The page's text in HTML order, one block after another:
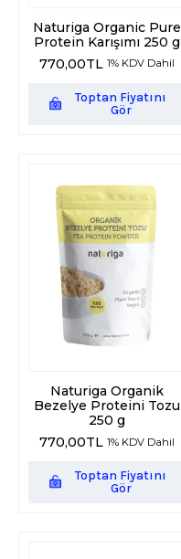
Naturiga Organic Pure
Protein Karışımı 250 g
770,00TL 1% KDV Dahil
Toptan Fiyatını
Gör
Naturiga Organik
Bezelye Proteini Tozu
250 g
770,00TL 1% KDV Dahil
Toptan Fiyatını
Gör